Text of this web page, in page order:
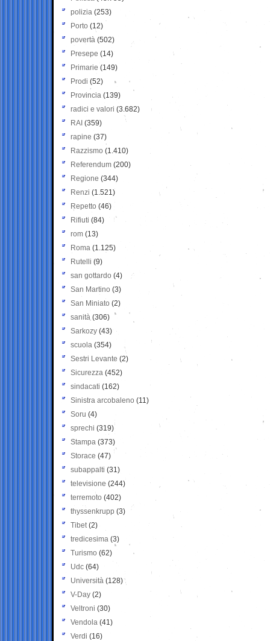
polizia (253)
Porto (12)
povertà (502)
Presepe (14)
Primarie (149)
Prodi (52)
Provincia (139)
radici e valori (3.682)
RAI (359)
rapine (37)
Razzismo (1.410)
Referendum (200)
Regione (344)
Renzi (1.521)
Repetto (46)
Rifiuti (84)
rom (13)
Roma (1.125)
Rutelli (9)
san gottardo (4)
San Martino (3)
San Miniato (2)
sanità (306)
Sarkozy (43)
scuola (354)
Sestri Levante (2)
Sicurezza (452)
sindacati (162)
Sinistra arcobaleno (11)
Soru (4)
sprechi (319)
Stampa (373)
Storace (47)
subappalti (31)
televisione(244)
terremoto (402)
thyssenkrupp (3)
Tibet(2)
tredicesima (3)
Turismo (62)
Udc (64)
Università (128)
V-Day (2)
Veltroni (30)
Vendola (41)
Verdi (16)